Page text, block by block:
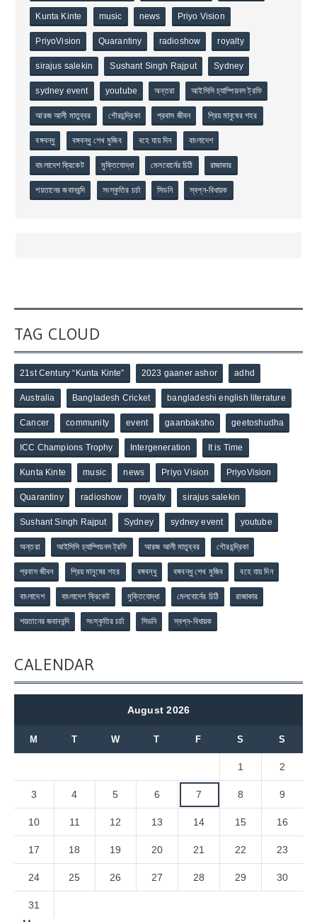
Kunta Kinte music news Priyo Vision
PriyoVision Quarantiny radioshow royalty
sirajus salekin Sushant Singh Rajput Sydney
sydney event youtube অন্তরা আইসিসি চ্যাম্পিয়নস ট্রফি
আরজ আলী মাতুব্বর গৌরচন্দ্রিকা প্রবাস জীবন প্রিয় মানুষের শহর
বঙ্গবন্ধু বঙ্গবন্ধু শেখ মুজিব বহে যায় দিন বাংলাদেশ
বাংলাদেশ ক্রিকেট মুক্তিযোদ্ধা মেলবোর্নের চিঠি রাজাকার
শয়তানের জবানবন্দি সংস্কৃতির চর্চা সিডনি স্বপ্ন-বিধায়ক
TAG CLOUD
21st Century “Kunta Kinte” 2023 gaaner ashor adhd
Australia Bangladesh Cricket bangladeshi english literature
Cancer community event gaanbaksho geetoshudha
ICC Champions Trophy Intergeneration It is Time
Kunta Kinte music news Priyo Vision PriyoVision
Quarantiny radioshow royalty sirajus salekin
Sushant Singh Rajput Sydney sydney event youtube
অন্তরা আইসিসি চ্যাম্পিয়নস ট্রফি আরজ আলী মাতুব্বর গৌরচন্দ্রিকা
প্রবাস জীবন প্রিয় মানুষের শহর বঙ্গবন্ধু বঙ্গবন্ধু শেখ মুজিব বহে যায় দিন
বাংলাদেশ বাংলাদেশ ক্রিকেট মুক্তিযোদ্ধা মেলবোর্নের চিঠি রাজাকার
শয়তানের জবানবন্দি সংস্কৃতির চর্চা সিডনি স্বপ্ন-বিধায়ক
CALENDAR
August 2026
M T W T F S S
1 2
3 4 5 6 7 8 9
10 11 12 13 14 15 16
17 18 19 20 21 22 23
24 25 26 27 28 29 30
31